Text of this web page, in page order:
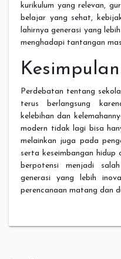
kurikulum yang relevan,
belajar yang sehat,
lahirnya generasi yang
menghadapi tantangan
Kesimpulan
Perdebatan tentang
terus berlangsung
kelebihan dan
modern tidak lagi bisa
melainkan juga pada
serta keseimbangan hidup
berpotensi menjadi
generasi yang lebih
perencanaan matang dan